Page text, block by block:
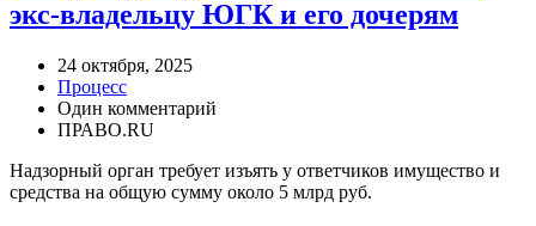
экс-владельцу ЮГК и его дочерям
24 октября, 2025
Процесс
Один комментарий
ПРАВО.RU
Надзорный орган требует изъять у ответчиков имущество и
средства на общую сумму около 5 млрд руб.